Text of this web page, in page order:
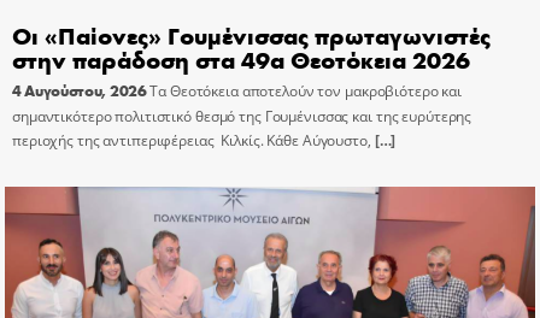
Οι «Παίονες» Γουμένισσας πρωταγωνιστές
στην παράδοση στα 49α Θεοτόκεια 2026
4 Αυγούστου, 2026Τα Θεοτόκεια αποτελούν τον μακροβιότερο και
σημαντικότερο πολιτιστικό θεσμό της Γουμένισσας και της ευρύτερης
περιοχής της αντιπεριφέρειας Κιλκίς. Κάθε Αύγουστο, […]